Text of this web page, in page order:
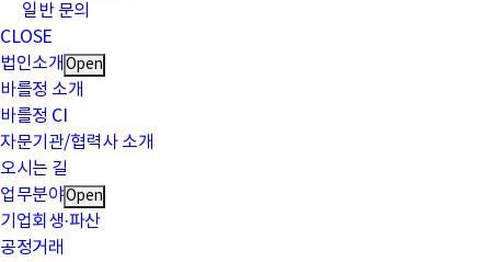
일반 문의
CLOSE
법인소개 Open
바를정 소개
바를정 CI
자문기관/협력사 소개
오시는 길
업무분야Open
기업회생·파산
공정거래